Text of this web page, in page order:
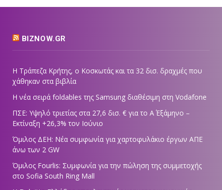
BIZNOW.GR
Η Τράπεζα Κρήτης, ο Κοσκωτάς και τα 32 δισ. δραχμές που
χάθηκαν στα βιβλία
Η νέα σειρά foldables της Samsung διαθέσιμη στη Vodafone
ΠΣΕ: Υψηλό τριετίας στα 27,6 δισ. € για το Α΄ Εξάμηνο –
Εκτίναξη +26,3% τον Ιούνιο
Όμιλος ΔΕΗ: Νέα συμφωνία για χαρτοφυλάκιο έργων ΑΠΕ
άνω των 2 GW
Όμιλος Fourlis: Συμφωνία για την πώληση της συμμετοχής
στο Sofia South Ring Mall